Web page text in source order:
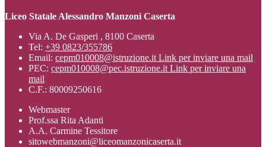
Liceo Statale Alessandro Manzoni Caserta
Via A. De Gasperi , 8100 Caserta
Tel: +39 0823/355786
Email: cepm010008@istruzione.it Link per inviare una mail
PEC: cepm010008@pec.istruzione.it Link per inviare una
mail
C.F.: 80009250616
Webmaster
Prof.ssa Rita Adanti
A.A. Carmine Tessitore
sitowebmanzoni@liceomanzonicaserta.it